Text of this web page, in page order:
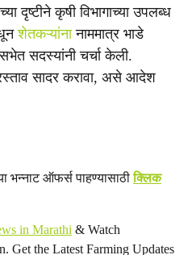
दृष्टीने कृषी विभागाच्या उपलब्ध
शेतकऱ्यांनानाममात्र भाडे
सदस्यांनी चर्चा केली.
सादर करावा, असे आदेश
भन्नाट ऑफर्स पाहण्यासाठीक्लिक
in Marathi & Watch
Get the Latest Farming Updates